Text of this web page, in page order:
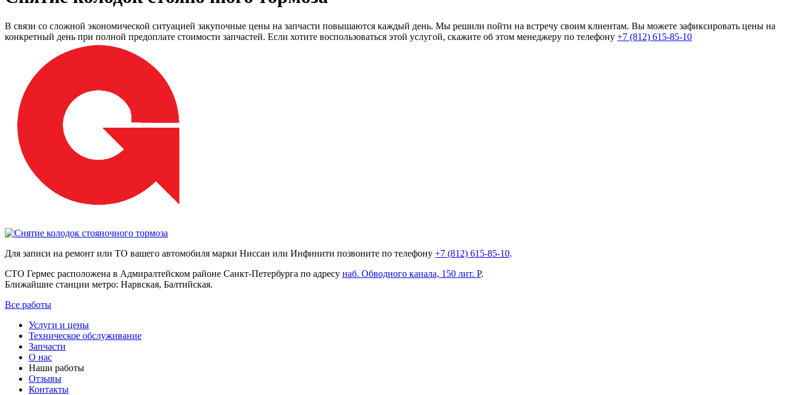
В связи со сложной экономической ситуацией закупочные цены на запчасти повышаются каждый день. Мы решили пойти на встречу своим клиентам. Вы можете зафиксировать цены на
конкретный день при полной предоплате стоимости запчастей. Если хотите воспользоваться этой услугой, скажите об этом менеджеру по телефону +7 (812) 615-85-10
Для записи на ремонт или ТО вашего автомобиля марки Ниссан или Инфинити позвоните по телефону +7 (812) 615-85-10.
СТО Гермес расположена в Адмиралтейском районе Санкт-Петербурга по адресу наб. Обводного канала, 150 лит. Р.
Ближайшие станции метро: Нарвская, Балтийская.
Все работы
Услуги и цены
Техническое обслуживание
Запчасти
О нас
Наши работы
Отзывы
Контакты